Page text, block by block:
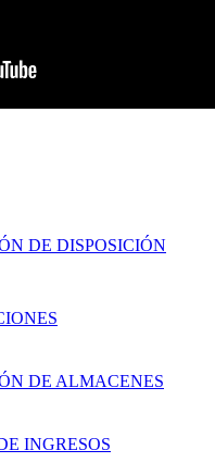
DE DISPOSICIÓN
DE ALMACENES
INGRESOS